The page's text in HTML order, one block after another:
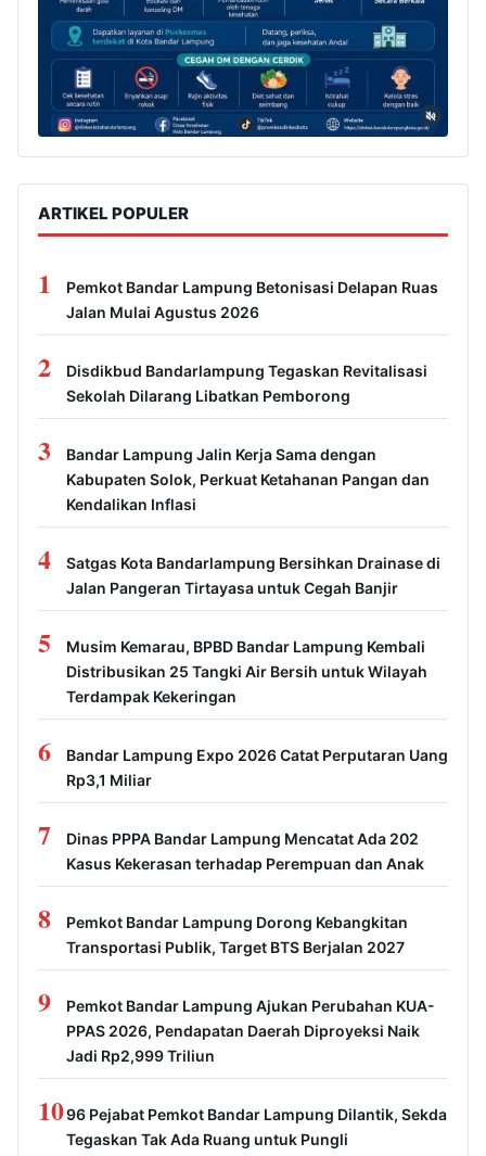
ARTIKEL POPULER
1
Pemkot Bandar Lampung Betonisasi Delapan Ruas
Jalan Mulai Agustus 2026
2
Disdikbud Bandarlampung Tegaskan Revitalisasi
Sekolah Dilarang Libatkan Pemborong
3
Bandar Lampung Jalin Kerja Sama dengan
Kabupaten Solok, Perkuat Ketahanan Pangan dan
Kendalikan Inflasi
4
Satgas Kota Bandarlampung Bersihkan Drainase di
Jalan Pangeran Tirtayasa untuk Cegah Banjir
5
Musim Kemarau, BPBD Bandar Lampung Kembali
Distribusikan 25 Tangki Air Bersih untuk Wilayah
Terdampak Kekeringan
6
Bandar Lampung Expo 2026 Catat Perputaran Uang
Rp3,1 Miliar
7
Dinas PPPA Bandar Lampung Mencatat Ada 202
Kasus Kekerasan terhadap Perempuan dan Anak
8
Pemkot Bandar Lampung Dorong Kebangkitan
Transportasi Publik, Target BTS Berjalan 2027
9
Pemkot Bandar Lampung Ajukan Perubahan KUA-
PPAS 2026, Pendapatan Daerah Diproyeksi Naik
Jadi Rp2,999 Triliun
1096 Pejabat Pemkot Bandar Lampung Dilantik, Sekda
Tegaskan Tak Ada Ruang untuk Pungli